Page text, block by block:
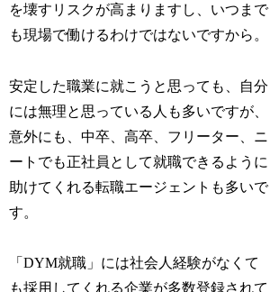
を壊すリスクが高まりますし、いつまで
も現場で働けるわけではないですから。
安定した職業に就こうと思っても、自分
には無理と思っている人も多いですが、
意外にも、中卒、高卒、フリーター、ニ
ートでも正社員として就職できるように
助けてくれる転職エージェントも多いで
す。
「DYM就職」には社会人経験がなくて
も採用してくれる企業が多数登録されて